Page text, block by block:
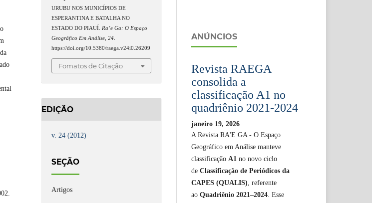
URUBU NOS MUNICÍPIOS DE
ESPERANTINA E BATALHA NO
ESTADO DO PIAUÍ. Ra’e Ga: O Espaço
Geográfico Em Análise ,24
https://doi.org/10.5380/raega.v24i0.26209
Fomatos de Citação
EDIÇÃO
v. 24 (2012)
SEÇÃO
Artigos
ANÚNCIOS
Revista RAEGA
consolida a
classificação A1 no
quadriênio 2021-2024
janeiro 19, 2026
A Revista RA'E GA - O Espaço
Geográfico em Análise manteve
classificação A1 no novo ciclo
de Classificação de Periódicos da
CAPES (QUALIS) , referente
ao Quadriênio 2021–2024 . Esse